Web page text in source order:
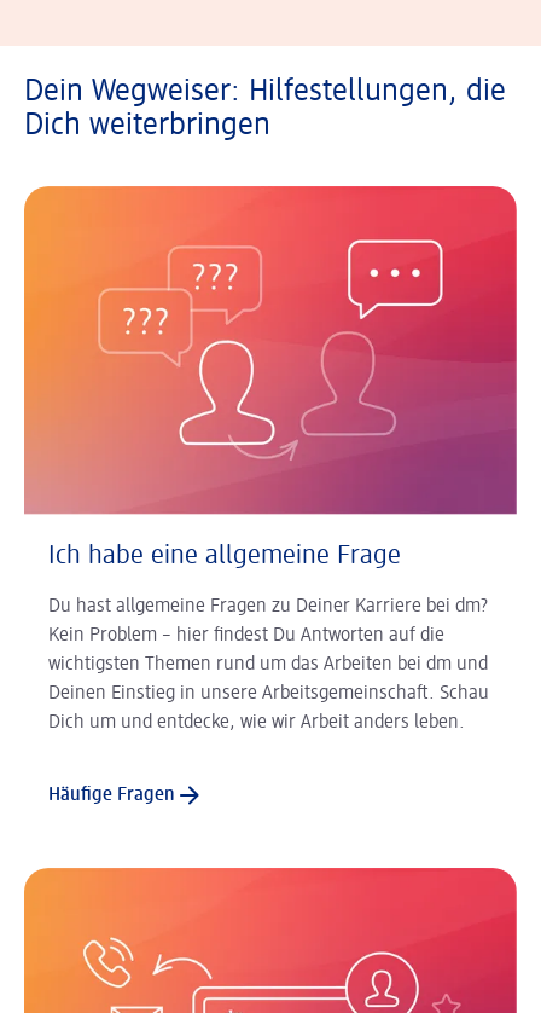
Dein Wegweiser: Hilfestellungen, die
Dich weiterbringen
Ich habe eine allgemeine Frage
Du hast allgemeine Fragen zu Deiner Karriere bei dm?
Kein Problem – hier findest Du Antworten auf die
wichtigsten Themen rund um das Arbeiten bei dm und
Deinen Einstieg in unsere Arbeitsgemeinschaft. Schau
Dich um und entdecke, wie wir Arbeit anders leben.
Häufige Fragen